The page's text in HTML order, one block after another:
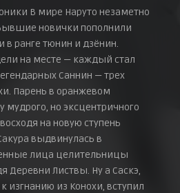
входа
команды Гая
В мире Наруто незаметно
новички пополнили
ранге тюнин и дзёнин.
на месте — каждый стал
Саннин — трех
Парень в оранжевом
мудрого, но эксцентричного
на новую ступень
выдвинулась в
лица целительницы
Деревни Листвы. Ну а Саскэ,
изгнанию из Конохи, вступил